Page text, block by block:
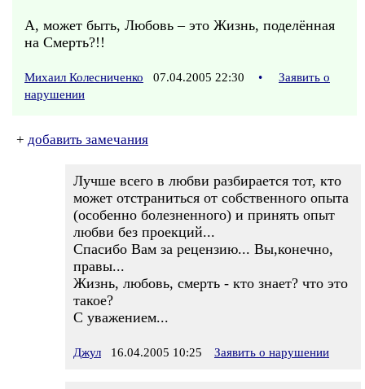
А, может быть, Любовь – это Жизнь, поделённая
на Смерть?!!
Михаил Колесниченко 07.04.2005 22:30 •
Заявить о
нарушении
+ добавить замечания
Лучше всего в любви разбирается тот, кто
может отстраниться от собственного опыта
(особенно болезненного) и принять опыт
любви без проекций...
Спасибо Вам за рецензию... Вы,конечно,
правы...
Жизнь, любовь, смерть - кто знает? что это
такое?
С уважением...
Джул 16.04.2005 10:25 Заявить о нарушении